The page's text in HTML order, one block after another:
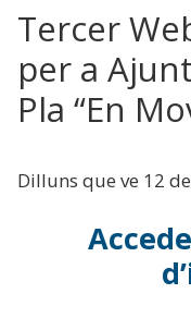
Tercer
per a
Pla “En
Dilluns que ve 12